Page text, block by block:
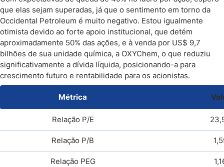
que elas sejam superadas, já que o sentimento em torno da
Occidental Petroleum é muito negativo. Estou igualmente
otimista devido ao forte apoio institucional, que detém
aproximadamente 50% das ações, e à venda por US$ 9,7
bilhões de sua unidade química, a OXYChem, o que reduziu
significativamente a dívida líquida, posicionando-a para
crescimento futuro e rentabilidade para os acionistas.
Métrica
Relação P/E
Relação P/B
Relação PEG